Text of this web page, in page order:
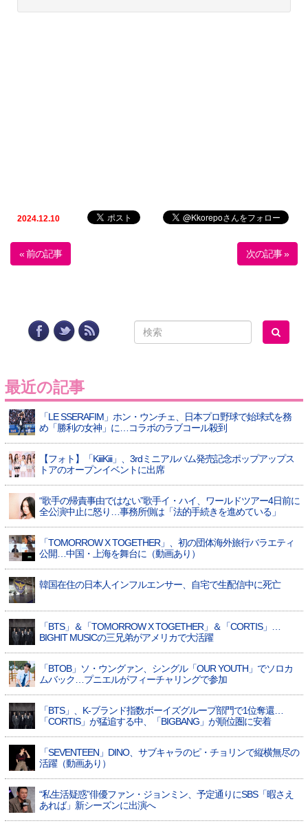
2024.12.10
« 前の記事 次の記事 »
最近の記事
「LE SSERAFIM」ホン・ウンチェ、日本プロ野球で始球式を務
め「勝利の女神」に…コラボのラブコール殺到
【フォト】「KiiiKiii」、3rdミニアルバム発売記念ポップアップス
トアのオープンイベントに出席
“歌手の帰責事由ではない”歌手イ・ハイ、ワールドツアー4日前に
全公演中止に怒り…事務所側は「法的手続きを進めている」
「TOMORROW X TOGETHER」、初の団体海外旅行バラエティ
公開…中国・上海を舞台に（動画あり）
韓国在住の日本人インフルエンサー、自宅で生配信中に死亡
「BTS」＆「TOMORROW X TOGETHER」＆「CORTIS」…
BIGHIT MUSICの三兄弟がアメリカで大活躍
「BTOB」ソ・ウングァン、シングル「OUR YOUTH」でソロカ
ムバック…プニエルがフィーチャリングで参加
「BTS」、K-ブランド指数ボーイズグループ部門で1位奪還…
「CORTIS」が猛追する中、「BIGBANG」が順位圏に安着
「SEVENTEEN」DINO、サブキャラのピ・チョリンで縦横無尽の
活躍（動画あり）
“私生活疑惑”俳優ファン・ジョンミン、予定通りにSBS「暇さえ
あれば」新シーズンに出演へ